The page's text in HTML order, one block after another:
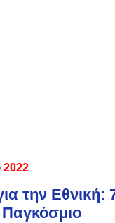
2022
την Εθνική: